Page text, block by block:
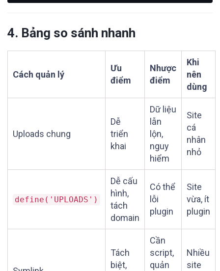
4. Bảng so sánh nhanh
Cách quản lý
Ưu
điểm
Nhược
điểm
Khi
nên
dùng
Uploads chung
Dễ
triển
khai
Dữ liệu
lẫn
lộn,
nguy
hiểm
Site
cá
nhân
nhỏ
define('UPLOADS')
Dễ cấu
hình,
tách
domain
Có thể
lỗi
plugin
Site
vừa, ít
plugin
Tách
biệt,
Cần
script,
quản
Nhiều
site